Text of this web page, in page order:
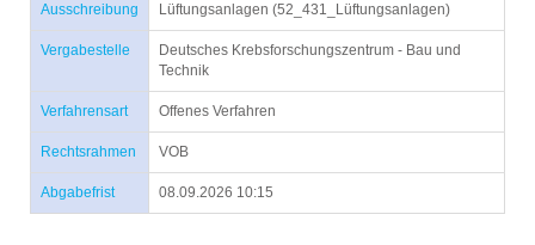
Ausschreibung Lüftungsanlagen (52_431_Lüftungsanlagen)
Vergabestelle
Deutsches Krebsforschungszentrum - Bau und
Technik
Verfahrensart Offenes Verfahren
Rechtsrahmen VOB
Abgabefrist 08.09.2026 10:15